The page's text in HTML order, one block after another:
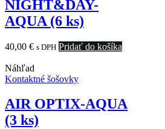
NIGHT&DAY-
AQUA (6 ks)
40,00 € s DPH Pridať do košíka
Náhľad
Kontaktné šošovky
AIR OPTIX-AQUA
(3 ks)